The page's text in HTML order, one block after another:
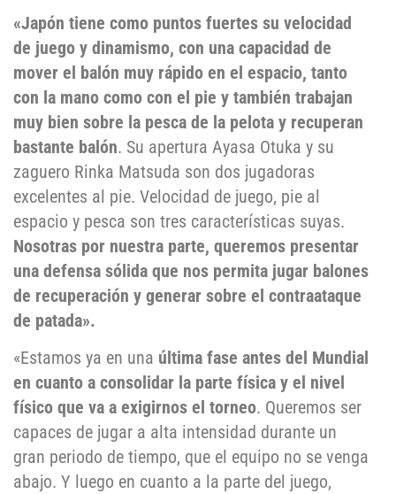
«Japón tiene como puntos fuertes su velocidad
de juego y dinamismo, con una capacidad de
mover el balón muy rápido en el espacio, tanto
con la mano como con el pie y también trabajan
muy bien sobre la pesca de la pelota y recuperan
bastante balón. Su apertura Ayasa Otuka y su
zaguero Rinka Matsuda son dos jugadoras
excelentes al pie. Velocidad de juego, pie al
espacio y pesca son tres características suyas.
Nosotras por nuestra parte, queremos presentar
una defensa sólida que nos permita jugar balones
de recuperación y generar sobre el contraataque
de patada».
«Estamos ya en una última fase antes del Mundial
en cuanto a consolidar la parte física y el nivel
físico que va a exigirnos el torneo. Queremos ser
capaces de jugar a alta intensidad durante un
gran periodo de tiempo, que el equipo no se venga
abajo. Y luego en cuanto a la parte del juego,